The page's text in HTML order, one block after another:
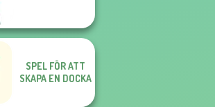
SPEL FÖR ATT
SKAPA EN DOCKA